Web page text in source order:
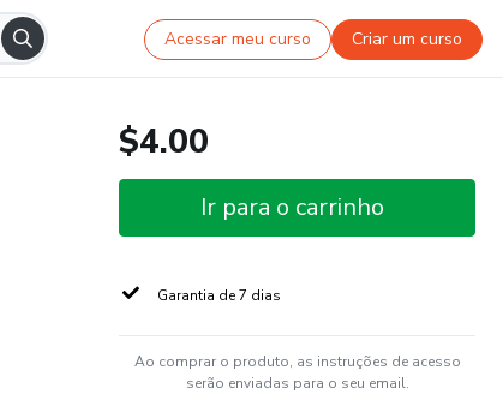
Acessar meu curso Criar um curso
$4.00
Ir para o carrinho
Garantia de 7 dias
Ao comprar o produto, as instruções de acesso
serão enviadas para o seu email.